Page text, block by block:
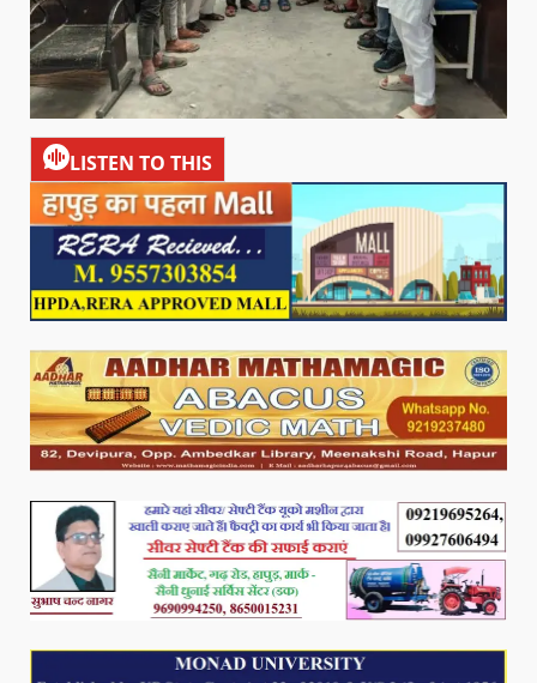
LISTEN TO THIS